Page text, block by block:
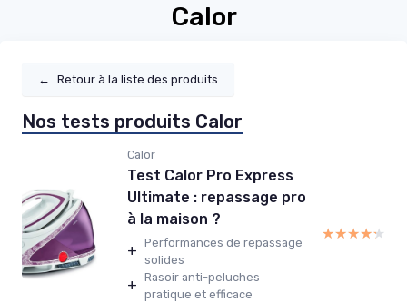
Calor
← Retour à la liste des produits
Nos tests produits Calor
Calor
Test Calor Pro Express
Ultimate : repassage pro
à la maison ?
+ Performances de repassage
solides
+ Rasoir anti-peluches
pratique et efficace
★★★★★
★★★★★